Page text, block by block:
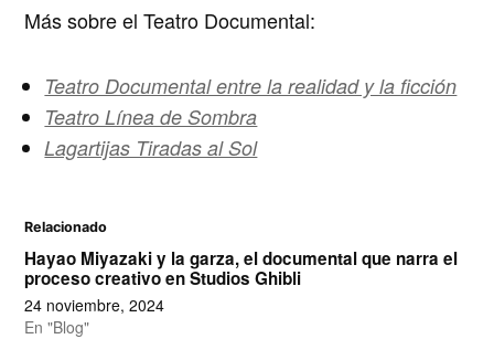
Más sobre el Teatro Documental:
Teatro Documental entre la realidad y la ficción
Teatro Línea de Sombra
Lagartijas Tiradas al Sol
Relacionado
Hayao Miyazaki y la garza, el documental que narra el
proceso creativo en Studios Ghibli
24 noviembre, 2024
En "Blog"